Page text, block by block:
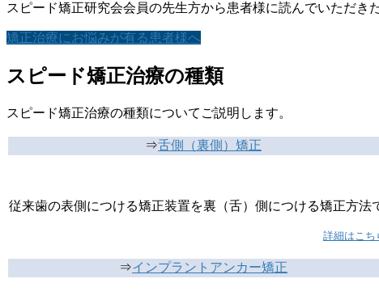
スピード矯正研究会会員の先生方から患者様に読んでいただき
矯正治療にお悩みが有る患者様へ
スピード矯正治療の種類
スピード矯正治療の種類についてご説明します。
⇒舌側（裏側）矯正
従来歯の表側につける矯正装置を裏（舌）側につける矯正方法
詳細はこち
⇒インプラントアンカー矯正